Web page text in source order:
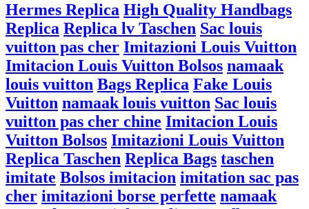
Hermes Replica High Quality Handbags
Replica Replica lv Taschen Sac louis
vuitton pas cher Imitazioni Louis Vuitton
Imitacion Louis Vuitton Bolsos namaak
louis vuitton Bags Replica Fake Louis
Vuitton namaak louis vuitton Sac louis
vuitton pas cher chine Imitacion Louis
Vuitton Bolsos Imitazioni Louis Vuitton
Replica Taschen Replica Bags taschen
imitate Bolsos imitacion imitation sac pas
cher imitazioni borse perfette namaak